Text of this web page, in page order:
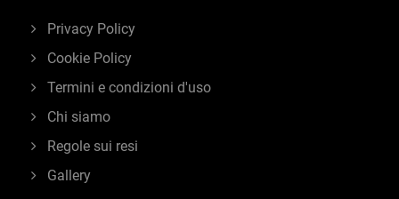
Privacy Policy
Cookie Policy
Termini e condizioni d'uso
Chi siamo
Regole sui resi
Gallery